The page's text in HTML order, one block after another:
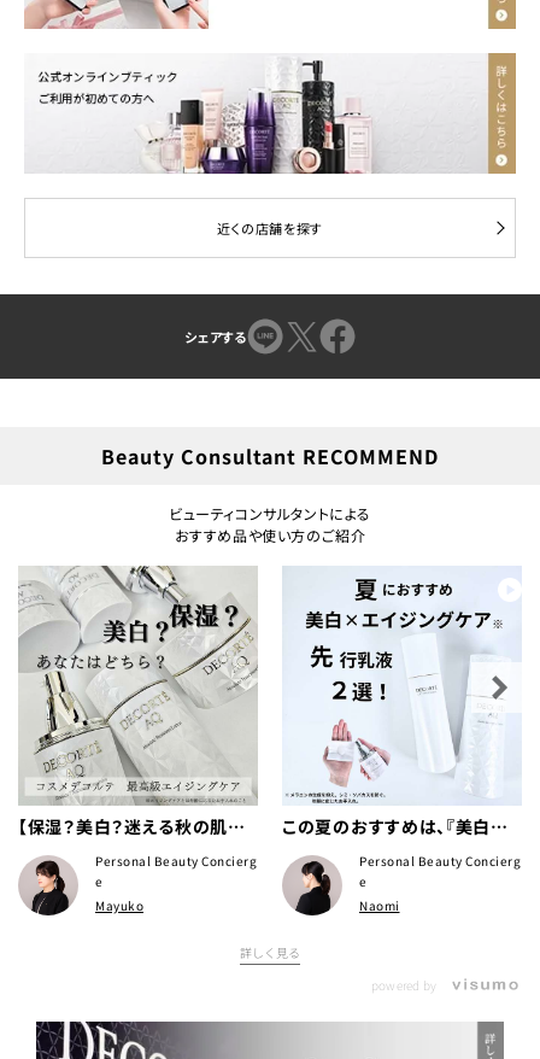
近くの店舗を探す
シェアする
Beauty Consultant RECOMMEND
ビューティコンサルタントによる
おすすめ品や使い方のご紹介
【保湿？美白？迷える秋の肌へ。
コスメデコルテ 最高級エイジ
ングケアラインの肌状態別選び
方】 ※エイジングケアとは年齢
Personal Beauty Concierg
e
Mayuko
この夏のおすすめは、『美白×
エイジングケア※乳液』です♪
Personal Beauty Concierg
e
Naomi
詳しく見る
powered by